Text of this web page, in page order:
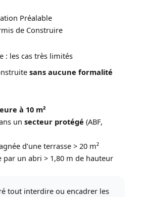
Préalable
de Construire
: les cas très limités
sans aucune formalité
à 10 m²
un secteur protégé (ABF,
d’une terrasse > 20 m²
par un abri > 1,80 m de hauteur
tout interdire ou encadrer les